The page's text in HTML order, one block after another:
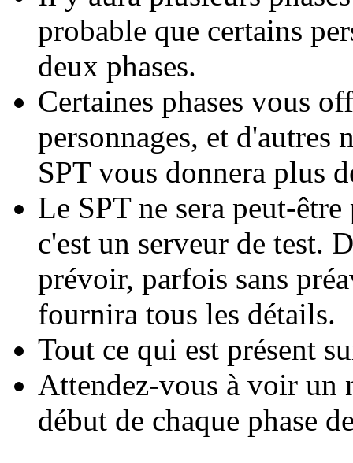
probable que certains
deux phases.
Certaines phases vous
personnages, et d'autres
SPT vous donnera plus
Le SPT ne sera peut-
c'est un serveur de test.
prévoir, parfois sans
fournira tous les détails.
Tout ce qui est présent
Attendez-vous à voir un
début de chaque phase